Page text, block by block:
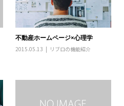
不動産ホームページ×心理学
2015.05.13 リブロの機能紹介